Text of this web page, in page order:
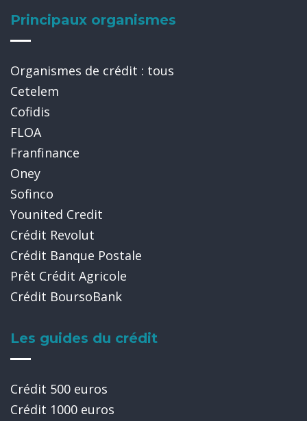
Principaux organismes
Organismes de crédit : tous
Cetelem
Cofidis
FLOA
Franfinance
Oney
Sofinco
Younited Credit
Crédit Revolut
Crédit Banque Postale
Prêt Crédit Agricole
Crédit BoursoBank
Les guides du crédit
Crédit 500 euros
Crédit 1000 euros